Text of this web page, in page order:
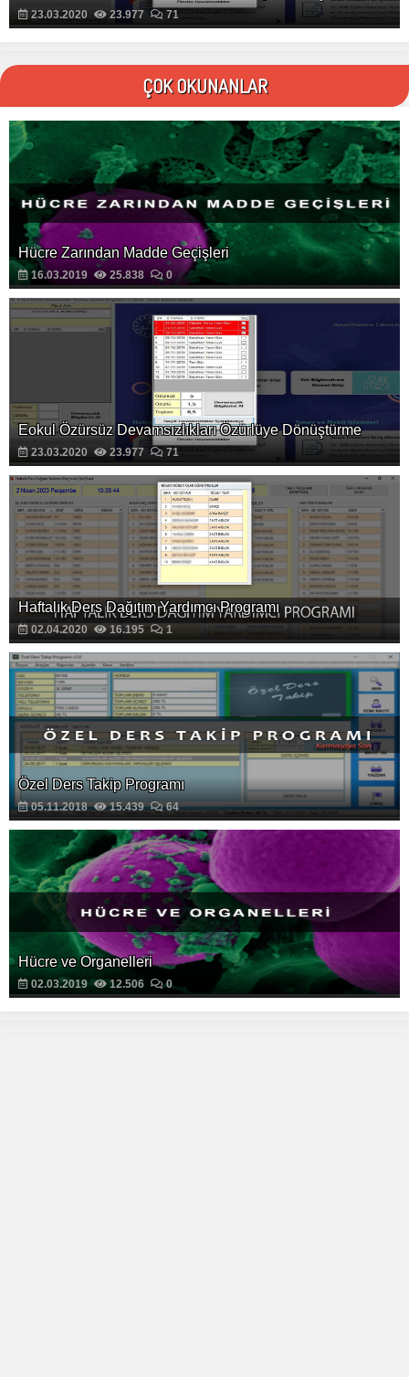
23.03.2020 23.977 71
ÇOK OKUNANLAR
Hücre Zarından Madde Geçişleri
16.03.2019 25.838 0
Eokul Özürsüz Devamsızlıkları Özürlüye Dönüştürme
23.03.2020 23.977 71
Haftalık Ders Dağıtım Yardımcı Programı
02.04.2020 16.195 1
Özel Ders Takip Programı
05.11.2018 15.439 64
Hücre ve Organelleri
02.03.2019 12.506 0